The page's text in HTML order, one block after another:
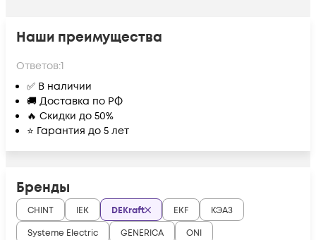
Наши преимущества
Ответов:1
✅ В наличии
🚚 Доставка по РФ
🔥 Скидки до 50%
⭐ Гарантия до 5 лет
Бренды
CHINT IEK DEKraft EKF
КЭАЗ
Systeme Electric
GENERICA
ONI